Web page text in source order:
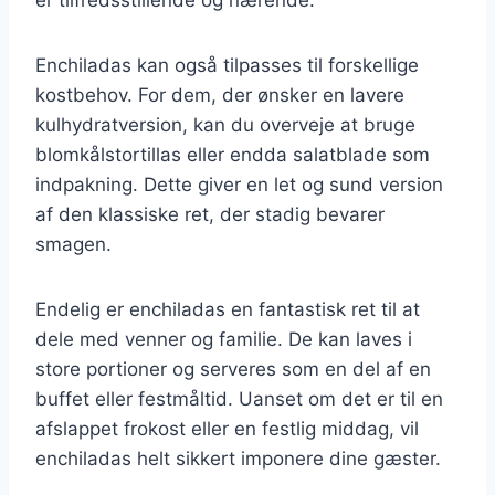
Enchiladas kan også tilpasses til forskellige
kostbehov. For dem, der ønsker en lavere
kulhydratversion, kan du overveje at bruge
blomkålstortillas eller endda salatblade som
indpakning. Dette giver en let og sund version
af den klassiske ret, der stadig bevarer
smagen.
Endelig er enchiladas en fantastisk ret til at
dele med venner og familie. De kan laves i
store portioner og serveres som en del af en
buffet eller festmåltid. Uanset om det er til en
afslappet frokost eller en festlig middag, vil
enchiladas helt sikkert imponere dine gæster.